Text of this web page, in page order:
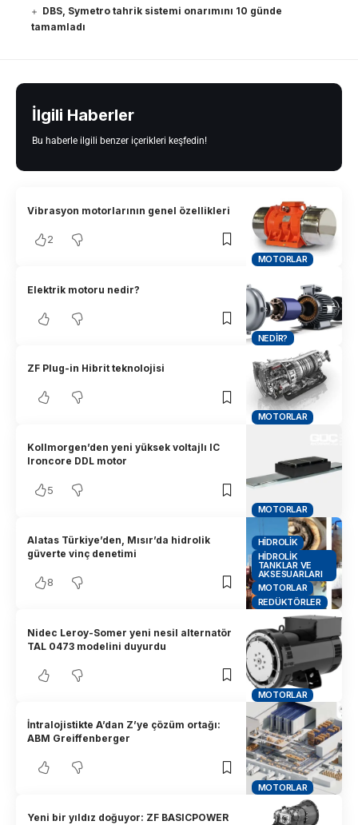
DBS, Symetro tahrik sistemi onarımını 10 günde
tamamladı
İlgili Haberler
Bu haberle ilgili benzer içerikleri keşfedin!
MOTORLAR
Vibrasyon motorlarının genel özellikleri
2
NEDIR?
Elektrik motoru nedir?
MOTORLAR
ZF Plug-in Hibrit teknolojisi
MOTORLAR
Kollmorgen’den yeni yüksek voltajlı IC
Ironcore DDL motor
5
HIDROLIK
HIDROLIK
TANKLAR VE
AKSESUARLARI
MOTORLAR
REDÜKTÖRLER
Alatas Türkiye’den, Mısır’da hidrolik
güverte vinç denetimi
8
MOTORLAR
Nidec Leroy-Somer yeni nesil alternatör
TAL 0473 modelini duyurdu
MOTORLAR
İntralojistikte A’dan Z’ye çözüm ortağı:
ABM Greiffenberger
Yeni bir yıldız doğuyor: ZF BASICPOWER